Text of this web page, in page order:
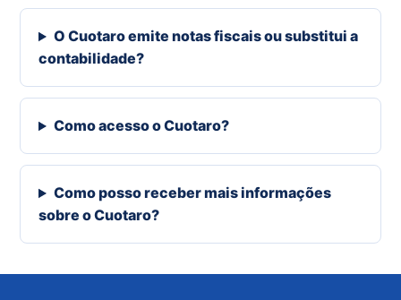
O Cuotaro emite notas fiscais ou substitui a
contabilidade?
Como acesso o Cuotaro?
Como posso receber mais informações
sobre o Cuotaro?